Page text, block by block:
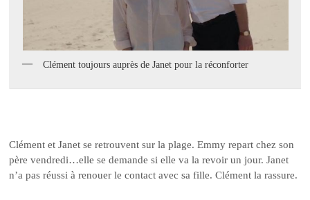
Clément toujours auprès de Janet pour la réconforter
Clément et Janet se retrouvent sur la plage. Emmy repart chez son
père vendredi…elle se demande si elle va la revoir un jour. Janet
n’a pas réussi à renouer le contact avec sa fille. Clément la rassure.